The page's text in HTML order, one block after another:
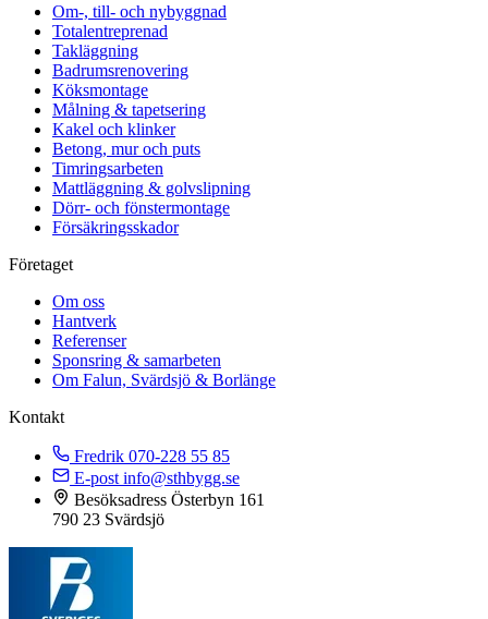
Om-, till- och nybyggnad
Totalentreprenad
Takläggning
Badrumsrenovering
Köksmontage
Målning & tapetsering
Kakel och klinker
Betong, mur och puts
Timringsarbeten
Mattläggning & golvslipning
Dörr- och fönstermontage
Försäkringsskador
Företaget
Om oss
Hantverk
Referenser
Sponsring & samarbeten
Om Falun, Svärdsjö & Borlänge
Kontakt
Fredrik 070-228 55 85
E-post info@sthbygg.se
Besöksadress Österbyn 161
790 23 Svärdsjö